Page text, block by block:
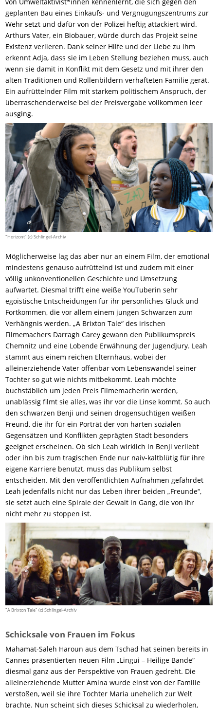
von Umweltaktivist*innen kennenlernt, die sich gegen den
geplanten Bau eines Einkaufs- und Vergnügungszentrums zur
Wehr setzt und dafür von der Polizei heftig attackiert wird.
Arthurs Vater, ein Biobauer, würde durch das Projekt seine
Existenz verlieren. Dank seiner Hilfe und der Liebe zu ihm
erkennt Adja, dass sie im Leben Stellung beziehen muss, auch
wenn sie damit in Konflikt mit dem Gesetz und mit ihrer den
alten Traditionen und Rollenbildern verhafteten Familie gerät.
Ein aufrüttelnder Film mit starkem politischem Anspruch, der
überraschenderweise bei der Preisvergabe vollkommen leer
ausging.
"Horizont" (c) Schlingel-Archiv
Möglicherweise lag das aber nur an einem Film, der emotional
mindestens genauso aufrüttelnd ist und zudem mit einer
völlig unkonventionellen Geschichte und Umsetzung
aufwartet. Diesmal trifft eine weiße YouTuberin sehr
egoistische Entscheidungen für ihr persönliches Glück und
Fortkommen, die vor allem einem jungen Schwarzen zum
Verhängnis werden. „A Brixton Tale“ des irischen
Filmemachers Darragh Carey gewann den Publikumspreis
Chemnitz und eine Lobende Erwähnung der Jugendjury. Leah
stammt aus einem reichen Elternhaus, wobei der
alleinerziehende Vater offenbar vom Lebenswandel seiner
Tochter so gut wie nichts mitbekommt. Leah möchte
buchstäblich um jeden Preis Filmemacherin werden,
unablässig filmt sie alles, was ihr vor die Linse kommt. So auch
den schwarzen Benji und seinen drogensüchtigen weißen
Freund, die ihr für ein Porträt der von harten sozialen
Gegensätzen und Konflikten geprägten Stadt besonders
geeignet erscheinen. Ob sich Leah wirklich in Benji verliebt
oder ihn bis zum tragischen Ende nur naiv-kaltblütig für ihre
eigene Karriere benutzt, muss das Publikum selbst
entscheiden. Mit den veröffentlichten Aufnahmen gefährdet
Leah jedenfalls nicht nur das Leben ihrer beiden „Freunde“,
sie setzt auch eine Spirale der Gewalt in Gang, die von ihr
nicht mehr zu stoppen ist.
"A Brixton Tale" (c) Schlingel-Archiv
Schicksale von Frauen im Fokus
Mahamat-Saleh Haroun aus dem Tschad hat seinen bereits in
Cannes präsentierten neuen Film „Lingui – Heilige Bande“
diesmal ganz aus der Perspektive von Frauen gedreht. Die
alleinerziehende Mutter Amina wurde einst von der Familie
verstoßen, weil sie ihre Tochter Maria unehelich zur Welt
brachte. Nun scheint sich dieses Schicksal zu wiederholen,